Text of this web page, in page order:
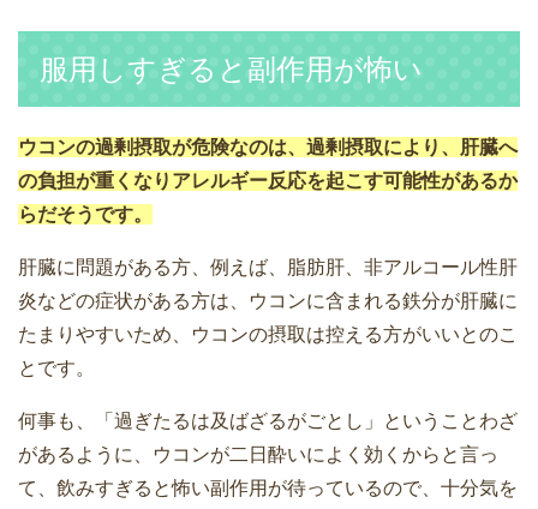
服用しすぎると副作用が怖い
ウコンの過剰摂取が危険なのは、過剰摂取により、肝臓へ
の負担が重くなりアレルギー反応を起こす可能性があるか
らだそうです。
肝臓に問題がある方、例えば、脂肪肝、非アルコール性肝
炎などの症状がある方は、ウコンに含まれる鉄分が肝臓に
たまりやすいため、ウコンの摂取は控える方がいいとのこ
とです。
何事も、「過ぎたるは及ばざるがごとし」ということわざ
があるように、ウコンが二日酔いによく効くからと言っ
て、飲みすぎると怖い副作用が待っているので、十分気を